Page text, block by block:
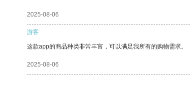
2025-08-06
游客
这款app的商品种类非常丰富，可以满足我所有的购物需求。
2025-08-06